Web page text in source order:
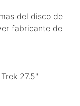
del disco de
fabricante de
27.5"